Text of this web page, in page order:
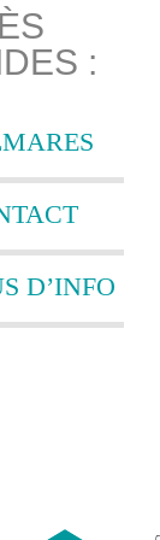
:
D’INFO